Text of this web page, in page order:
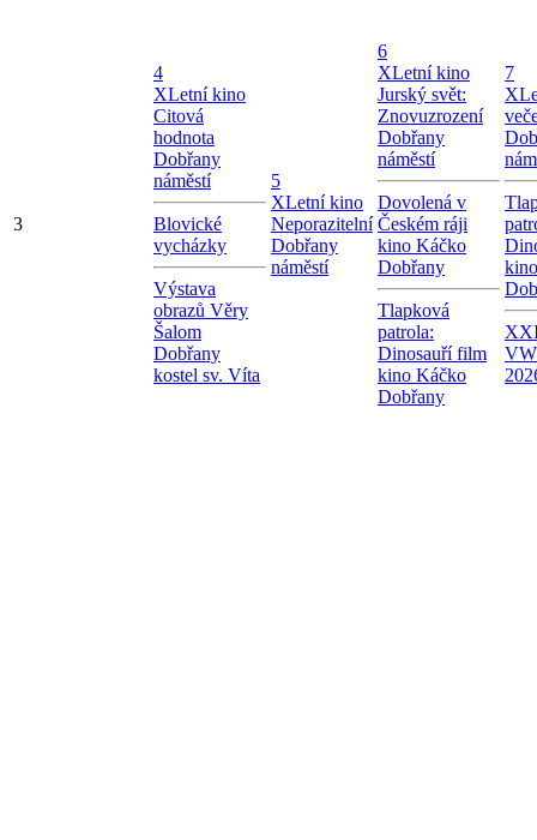
3
4
XLetní kino
Citová
hodnota
Dobřany
náměstí
Blovické
vycházky
Výstava
obrazů Věry
Šalom
Dobřany
kostel sv. Víta
5
XLetní kino
Neporazitelní
Dobřany
náměstí
6
XLetní kino
Jurský svět:
Znovuzrození
Dobřany
náměstí
Dovolená v
Českém ráji
kino Káčko
Dobřany
Tlapková
patrola:
Dinosauří film
kino Káčko
Dobřany
7
X